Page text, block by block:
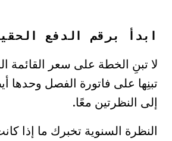
ابدأ برقم الدفع
لا تبنِ الخطة على سعر القائمة
تبنِها على فاتورة الفصل وحدها
إلى النظرتين معًا.
النظرة السنوية تخبرك ما إذا